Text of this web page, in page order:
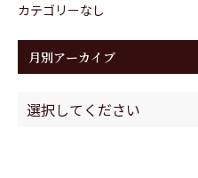
カテゴリーなし
月別アーカイブ